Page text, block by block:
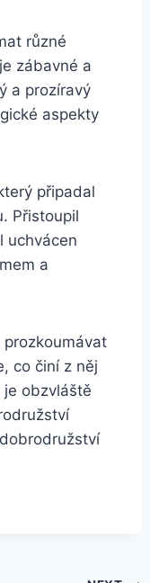
různé
zábavné a
a prozíravý
aspekty
připadal
Přistoupil
uchvácen
a
co činí z něj
obzvláště